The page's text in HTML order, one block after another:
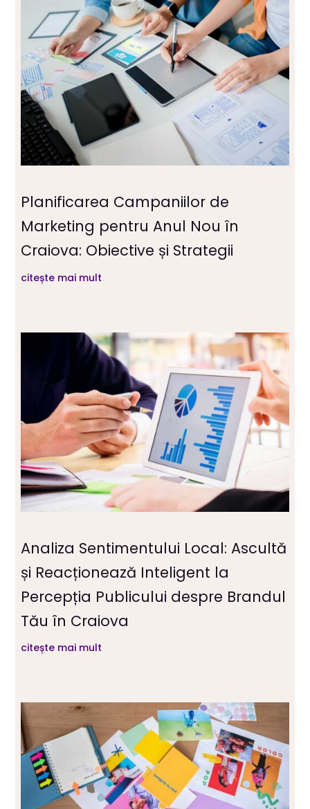
Planificarea Campaniilor de
Marketing pentru Anul Nou în
Craiova: Obiective și Strategii
citește mai mult
Analiza Sentimentului Local: Ascultă
și Reacționează Inteligent la
Percepția Publicului despre Brandul
Tău în Craiova
citește mai mult